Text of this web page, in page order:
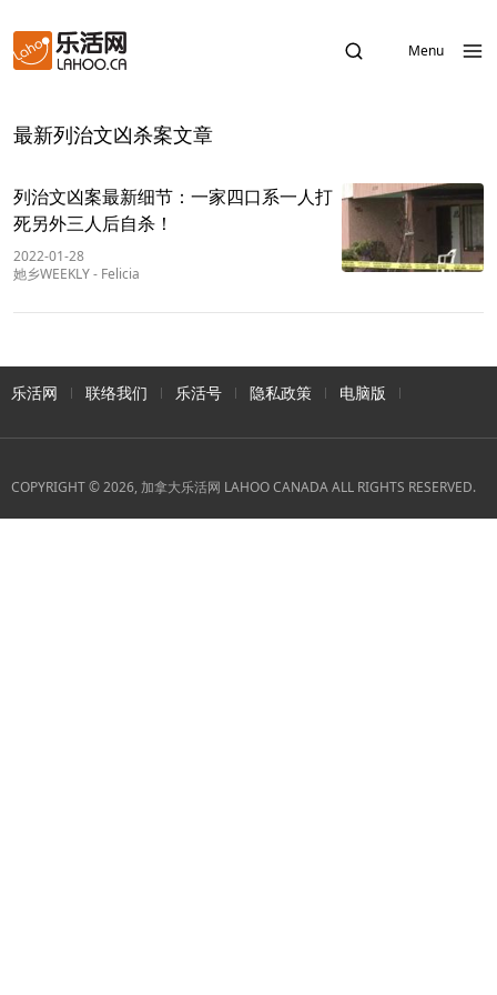
Menu
最新列治文凶杀案文章
列治文凶案最新细节：一家四口系一人打
死另外三人后自杀！
2022-01-28
她乡WEEKLY- Felicia
乐活网 联络我们 乐活号 隐私政策 电脑版
COPYRIGHT © 2026, 加拿大乐活网 LAHOO CANADA ALL RIGHTS RESERVED.